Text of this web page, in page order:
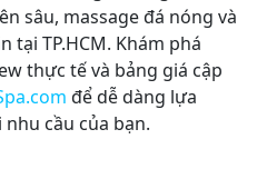
sâu, massage đá nóng và
tại TP.HCM. Khám phá
thực tế và bảng giá cập
để dễ dàng lựa
cầu của bạn.